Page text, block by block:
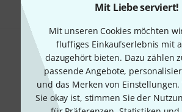
Mit Liebe serviert!
Mit unseren Cookies möchten
fluffiges Einkaufserlebnis mit
dazugehört bieten. Dazu zählen
passende Angebote,
und das Merken von
Sie okay ist, stimmen Sie der